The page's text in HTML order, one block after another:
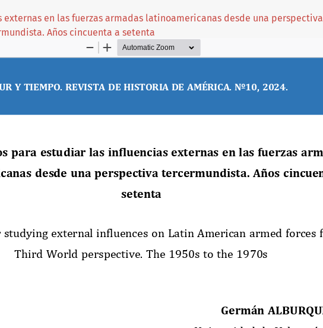
en las fuerzas armadas latinoamericanas desde una perspectiva
Años cincuenta a setenta